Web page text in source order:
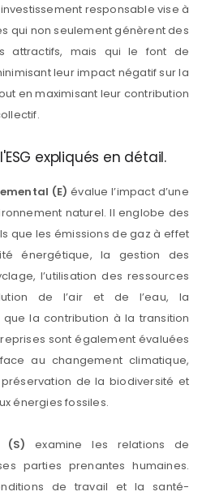
responsable vise à
qui non seulement génèrent des
attractifs, mais qui le font de
leur impact négatif sur la
en maximisant leur contribution
expliqués en détail.
(E) évalue l’impact d’une
naturel. Il englobe des
que les émissions de gaz à effet
énergétique, la gestion des
l’utilisation des ressources
de l’air et de l’eau, la
la contribution à la transition
sont également évaluées
au changement climatique,
de la biodiversité et
énergies fossiles.
(S) examine les relations de
parties prenantes humaines.
de travail et la santé-